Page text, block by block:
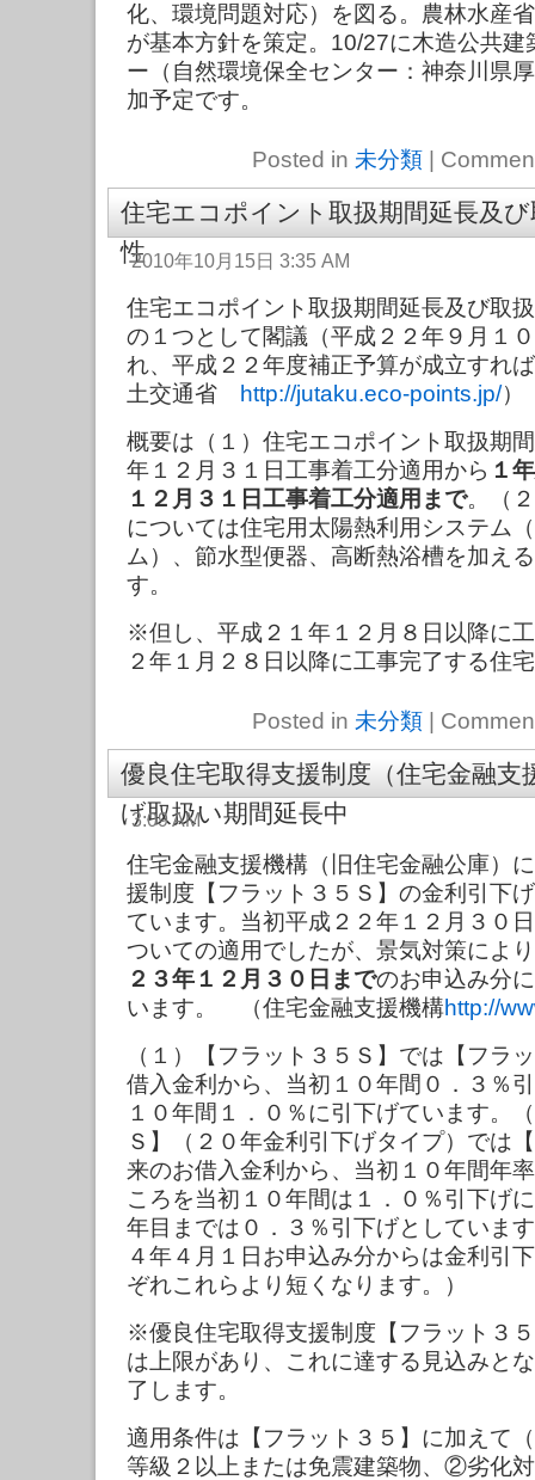
化、環境問題対応）を図る。農林水産
が基本方針を策定。10/27に木造公共建
ー（自然環境保全センター：神奈川県
加予定です。
Posted in 未分類
住宅エコポイント取扱期間延長及
性2010年10月15日 3:35 AM
住宅エコポイント取扱期間延長及び取
の１つとして閣議（平成２２年９月１
れ、平成２２年度補正予算が成立すれ
土交通省 http://jutaku.eco-points.jp/）
概要は（１）住宅エコポイント取扱期
年１２月３１日工事着工分適用から １
１２月３１日工事着工分適用まで。（
については住宅用太陽熱利用システム
ム）、節水型便器、高断熱浴槽を加え
す。
※但し、平成２１年１２月８日以降に
２年１月２８日以降に工事完了する住
Posted in 未分類 |
優良住宅取得支援制度（住宅金融支
げ取扱い期間延長中
3:09 AM
住宅金融支援機構（旧住宅金融公庫）
援制度【フラット３５Ｓ】の金利引下
ています。当初平成２２年１２月３０
ついての適用でしたが、景気対策により
２３年１２月３０日までのお申込み分
います。 （住宅金融支援機構http://
（１）【フラット３５Ｓ】では【フラ
借入金利から、当初１０年間０．３％
１０年間１．０％に引下げています。
Ｓ】（２０年金利引下げタイプ）では
来のお借入金利から、当初１０年間年
ころを当初１０年間は１．０％引下げ
年目までは０．３％引下げとしていま
４年４月１日お申込み分からは金利引
ぞれこれらより短くなります。）
※優良住宅取得支援制度【フラット３
は上限があり、これに達する見込みと
了します。
適用条件は【フラット３５】に加えて
等級２以上または免震建築物、②劣化